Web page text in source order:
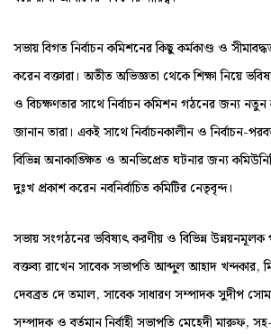
সভায় বিগত নির্বাচন কমিশনের কিছু কর্মকাণ্ড ও
করেন বক্তারা। অতীত অভিজ্ঞতা থেকে শিক্ষা নিয়ে
ও বিচক্ষণতার সাথে নির্বাচন কমিশন গঠনের জন্য
জানান তারা। একই সাথে নির্বাচনকালীন ও নির্বাচন-
বিভিন্ন অনাকাঙ্ক্ষিত ও অনভিপ্রেত ঘটনার জন্য
দুঃখ প্রকাশ করেন নবনির্বাচিত কমিটির নেতৃবৃন্দ।
সভায় সংগঠনের ভবিষ্যৎ করণীয় ও বিভিন্ন উন্নয়নমূলক
বক্তব্য রাখেন সাবেক সভাপতি আব্দুল আহাদ খন্দকার,
দেবব্রত দে তমাল, সাবেক সাধারণ সম্পাদক সুদীপ
সম্পাদক ও বর্তমান নির্বাহী সভাপতি মেহেদী মারুফ,